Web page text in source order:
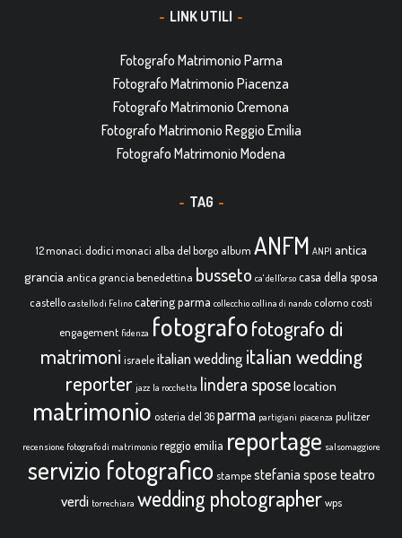
LINK UTILI
Fotografo Matrimonio Parma
Fotografo Matrimonio Piacenza
Fotografo Matrimonio Cremona
Fotografo Matrimonio Reggio Emilia
Fotografo Matrimonio Modena
TAG
12 monaci. dodici monaci alba del borgo album ANFM ANPI antica
grancia antica grancia benedettina busseto ca' dell'orso casa della sposa
castello castello di Felino catering parma collecchio collina di nando colorno costi
engagement fidenza fotografofotografo di
matrimoni israele italian wedding italian wedding
reporter jazz la rocchetta lindera sposelocation
matrimonio osteria del 36parma partigiani piacenza pulitzer
recensione fotografo di matrimonio reggio emilia reportage salsomaggiore
servizio fotografico stampe stefania spose teatro
verdi torrechiara wedding photographer wps